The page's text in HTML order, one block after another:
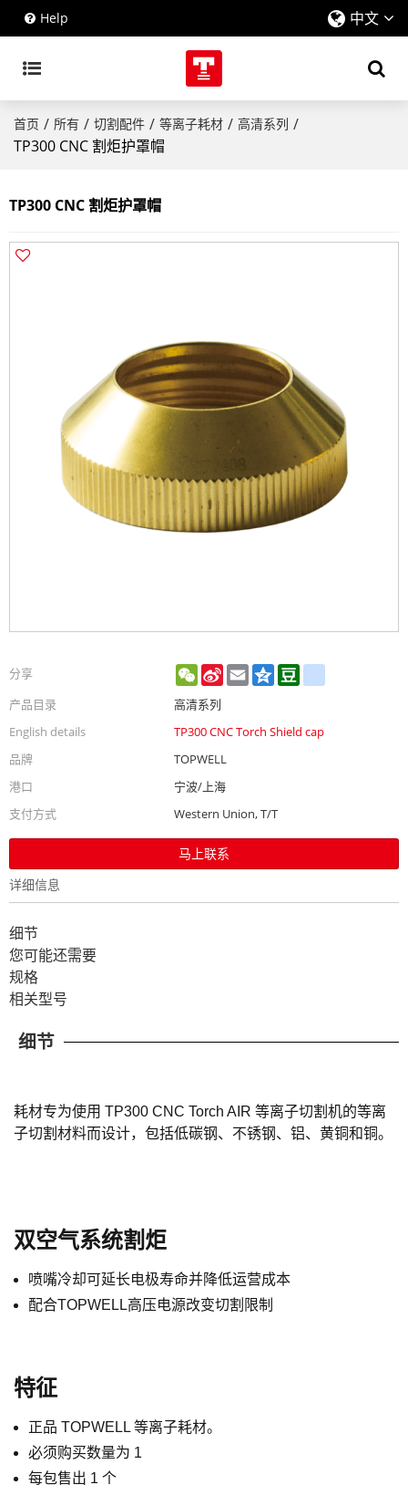
Help 中文
首页 / 所有 / 切割配件 / 等离子耗材 / 高清系列 /
TP300 CNC 割炬护罩帽
TP300 CNC 割炬护罩帽
分享 WeChat
Sina
Weibo
EmailQzone
产品目录
高清系列
English details
TP300 CNC Torch Shield cap
品牌
TOPWELL
港口
宁波/上海
支付方式
Western Union, T/T
马上联系
详细信息
细节
您可能还需要
规格
相关型号
细节
耗材专为使用 TP300 CNC Torch AIR 等离子切割机的等离
子切割材料而设计，包括低碳钢、不锈钢、铝、黄铜和铜。
双空气系统割炬
喷嘴冷却可延长电极寿命并降低运营成本
配合TOPWELL高压电源改变切割限制
特征
正品 TOPWELL 等离子耗材。
必须购买数量为 1
每包售出 1 个